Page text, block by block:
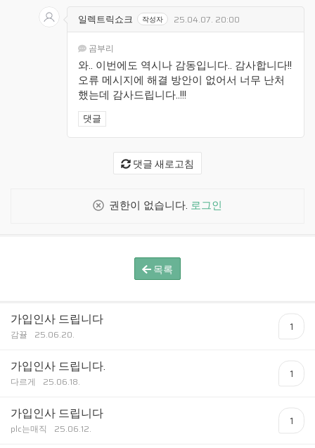
일렉트릭쇼크 작성자 25.04.07. 20:00
곰부리
와.. 이번에도 역시나 감동입니다.. 감사합니다!!
오류 메시지에 해결 방안이 없어서 너무 난처
했는데 감사드립니다..!!!
댓글
댓글 새로고침
권한이 없습니다. 로그인
목록
가입인사 드립니다
감뀰 25.06.20.
1
가입인사 드립니다.
다르게 25.06.18.
1
가입인사 드립니다
plc는매직 25.06.12.
1